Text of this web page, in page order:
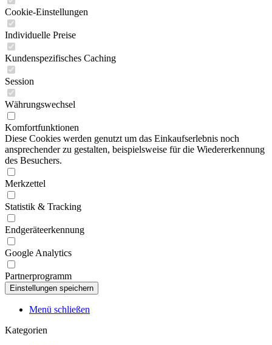
Cookie-Einstellungen
Individuelle Preise
Kundenspezifisches Caching
Session
Währungswechsel
Komfortfunktionen
Diese Cookies werden genutzt um das Einkaufserlebnis noch
ansprechender zu gestalten, beispielsweise für die Wiedererkennung
des Besuchers.
Merkzettel
Statistik & Tracking
Endgeräteerkennung
Google Analytics
Partnerprogramm
Menü schließen
Kategorien